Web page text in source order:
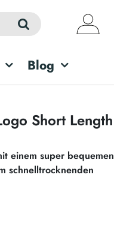
Blog
Short Length
einem super bequemen
schnelltrocknenden